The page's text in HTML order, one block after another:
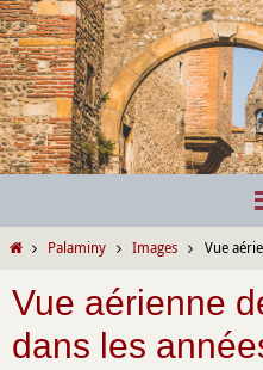
Passer
vers
le
contenu
HomePalaminy Images Vue
Vue aérienne
dans les